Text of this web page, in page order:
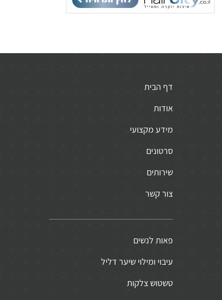
דף הבית
אודות
מידע מקצועי
סרטונים
שירותים
צור קשר
פאות לנשים
עיבוי ומילוי שיער דליל
טשטוש צלקות